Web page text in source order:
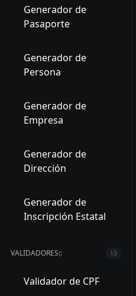
Generador de
Pasaporte
Generador de
Persona
Generador de
Empresa
Generador de
Dirección
Generador de
Inscripción Estatal
VALIDADORES 13
Validador de CPF